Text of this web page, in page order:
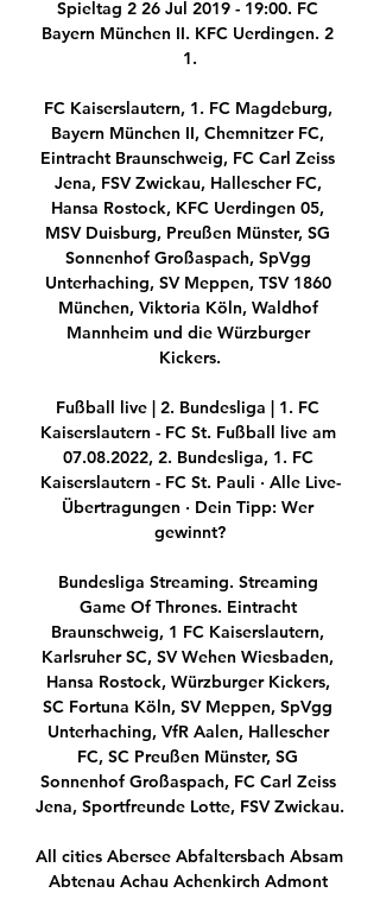
Spieltag 2 26 Jul 2019 - 19:00. FC
Bayern München II. KFC Uerdingen. 2
1.
FC Kaiserslautern, 1. FC Magdeburg,
Bayern München II, Chemnitzer FC,
Eintracht Braunschweig, FC Carl Zeiss
Jena, FSV Zwickau, Hallescher FC,
Hansa Rostock, KFC Uerdingen 05,
MSV Duisburg, Preußen Münster, SG
Sonnenhof Großaspach, SpVgg
Unterhaching, SV Meppen, TSV 1860
München, Viktoria Köln, Waldhof
Mannheim und die Würzburger
Kickers.
Fußball live | 2. Bundesliga | 1. FC
Kaiserslautern - FC St. Fußball live am
07.08.2022, 2. Bundesliga, 1. FC
Kaiserslautern - FC St. Pauli · Alle Live-
Übertragungen · Dein Tipp: Wer
gewinnt?
Bundesliga Streaming. Streaming
Game Of Thrones. Eintracht
Braunschweig, 1 FC Kaiserslautern,
Karlsruher SC, SV Wehen Wiesbaden,
Hansa Rostock, Würzburger Kickers,
SC Fortuna Köln, SV Meppen, SpVgg
Unterhaching, VfR Aalen, Hallescher
FC, SC Preußen Münster, SG
Sonnenhof Großaspach, FC Carl Zeiss
Jena, Sportfreunde Lotte, FSV Zwickau.
All cities Abersee Abfaltersbach Absam
Abtenau Achau Achenkirch Admont